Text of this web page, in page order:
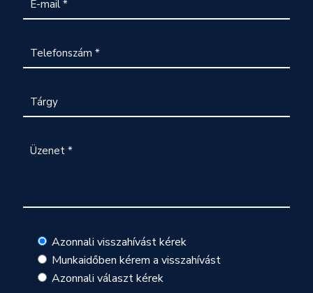
Azonnali visszahívást kérek
Munkaidőben kérem a visszahívást
Azonnali választ kérek